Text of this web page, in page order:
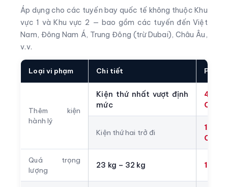
Áp dụng cho các tuyến bay quốc tế không thuộc Khu
vực 1 và Khu vực 2 — bao gồm các tuyến đến Việt
Nam, Đông Nam Á, Trung Đông (trừ Dubai), Châu Âu,
v.v.
Loại vi phạm Chi tiết Phí
Thêm kiện
hành lý
Kiện thứ nhất vượt định
mức
450
CNY/
Kiện thứ hai trở đi
1.300
CNY/
Quá trọng
lượng
23 kg – 32 kg 1.000